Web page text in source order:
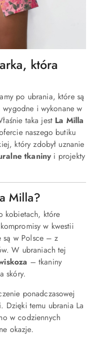
która
po ubrania, które są
wygodne i wykonane w
taka jest La Milla
naszego butiku
który zdobył uznanie
tkaninyi projekty
Milla?
kobietach, które
w kwestii
są w Polsce – z
W ubraniach tej
– tkaniny
skóry.
ponadczasowej
Dzięki temu ubrania La
w codziennych
okazje.